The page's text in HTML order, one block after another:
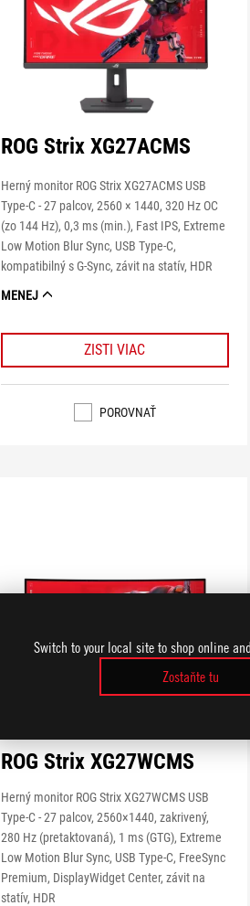
Switch to your local site to shop online
Zostaňte tu
ROG Strix XG27ACMS
Herný monitor ROG Strix XG27ACMS USB
Type-C - 27 palcov, 2560 × 1440, 320 Hz OC
(zo 144 Hz), 0,3 ms (min.), Fast IPS, Extreme
Low Motion Blur Sync, USB Type-C,
kompatibilný s G-Sync, závit na statív, HDR
MENEJ
ZISTI VIAC
POROVNAŤ
ROG Strix XG27WCMS
Herný monitor ROG Strix XG27WCMS USB
Type-C - 27 palcov, 2560×1440, zakrivený,
280 Hz (pretaktovaná), 1 ms (GTG), Extreme
Low Motion Blur Sync, USB Type-C, FreeSync
Premium, DisplayWidget Center, závit na
statív, HDR